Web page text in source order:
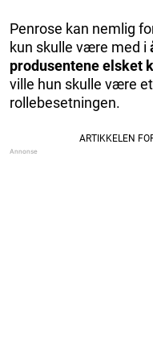
Penrose kan nemlig
kun skulle være med i
produsentene elsket
ville hun skulle være et
rollebesetningen.